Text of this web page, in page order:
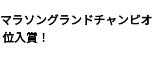
ラソングランドチャンピ
入賞！